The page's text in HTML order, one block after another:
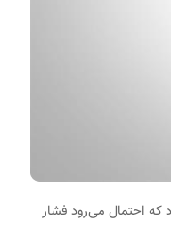
که احتمال می‌رود فشار